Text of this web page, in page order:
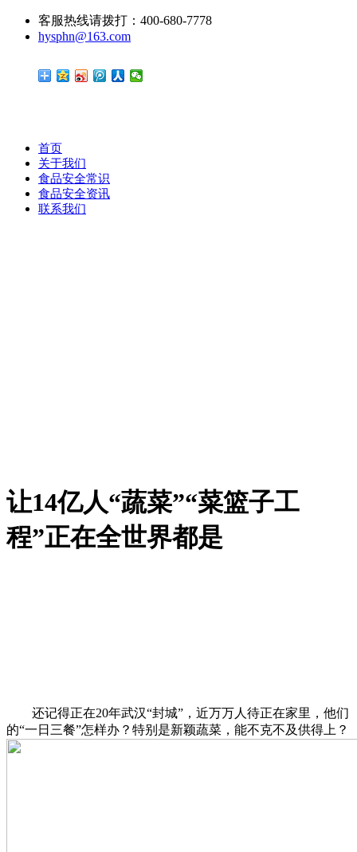
客服热线请拨打：400-680-7778
hysphn@163.com
首页
关于我们
食品安全常识
食品安全资讯
联系我们
让14亿人“蔬菜”“菜篮子工
程”正在全世界都是
还记得正在20年武汉“封城”，近万万人待正在家里，他们
的“一日三餐”怎样办？特别是新颖蔬菜，能不克不及供得上？